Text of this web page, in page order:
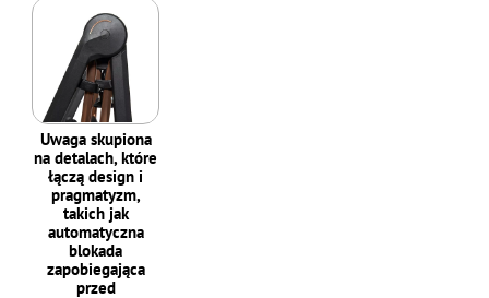
Uwaga skupiona
na detalach, które
łączą design i
pragmatyzm,
takich jak
automatyczna
blokada
zapobiegająca
przed